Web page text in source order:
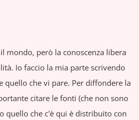
mondo, però la conoscenza libera
Io faccio la mia parte scrivendo
quello che vi pare. Per diffondere la
citare le fonti (che non sono
quello che c'è qui è distribuito con